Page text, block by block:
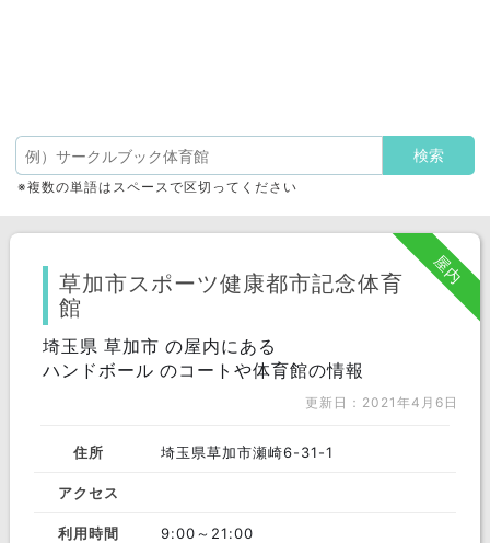
※複数の単語はスペースで区切ってください
屋内
草加市スポーツ健康都市記念体育
館
埼玉県 草加市 の屋内にある
ハンドボール のコートや体育館の情報
更新日：2021年4月6日
住所 埼玉県草加市瀬崎6-31-1
アクセス
利用時間 9:00～21:00